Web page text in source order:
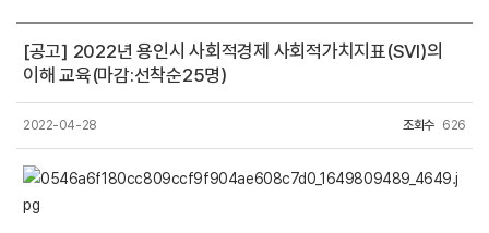
[공고] 2022년 용인시 사회적경제 사회적가치지표(SVI)의
이해 교육(마감:선착순25명)
2022-04-28 조회수 626